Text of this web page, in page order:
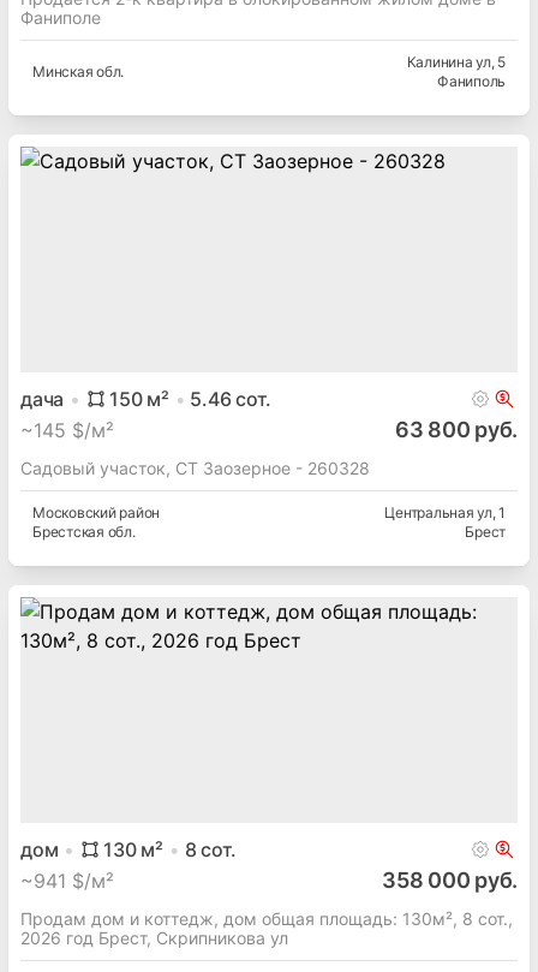
Фаниполе
Минская обл.
Калинина ул, 5
Фаниполь
дача 150м² 5.46сот.
~145 $/м² 63 800 руб.
Садовый участок, СТ Заозерное - 260328
Московскийрайон
Брестская обл.
Центральная ул, 1
Брест
дом 130м² 8 сот.
~941 $/м² 358 000 руб.
Продам дом и коттедж, дом общая площадь: 130м², 8 сот.,
2026 год Брест, Скрипникова ул